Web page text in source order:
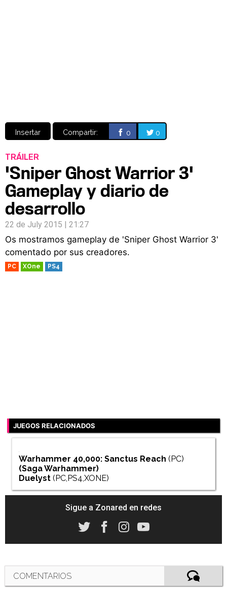
Insertar Compartir: 0 0
TRÁILER
'Sniper Ghost Warrior 3'
Gameplay y diario de
desarrollo
22 de July 2015 | 21:27
Os mostramos gameplay de 'Sniper Ghost Warrior 3'
comentado por sus creadores.
PC XOne PS4
JUEGOS RELACIONADOS
Warhammer 40,000: Sanctus Reach (PC)
(SagaWarhammer)
Duelyst (PC,PS4,XONE)
Sigue a Zonared en redes
COMENTARIOS